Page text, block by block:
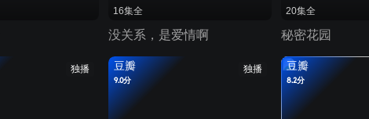
16集全
没关系，是爱情啊
20集全
秘密花园
独播 独播
豆瓣
9.0分
豆瓣
8.2分